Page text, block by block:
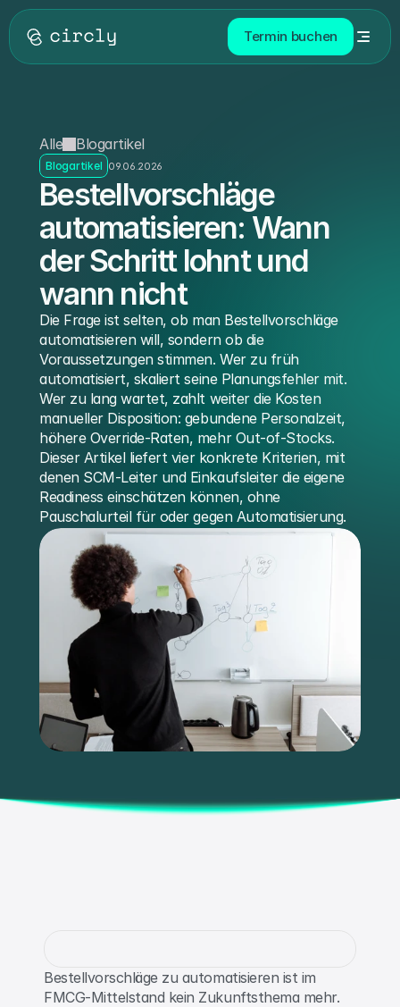
Termin buchen
Alle Blogartikel
Blogartikel 09.06.2026
Bestellvorschläge
automatisieren: Wann
der Schritt lohnt und
wann nicht
Die Frage ist selten, ob man Bestellvorschläge
automatisieren will, sondern ob die
Voraussetzungen stimmen. Wer zu früh
automatisiert, skaliert seine Planungsfehler mit.
Wer zu lang wartet, zahlt weiter die Kosten
manueller Disposition: gebundene Personalzeit,
höhere Override-Raten, mehr Out-of-Stocks.
Dieser Artikel liefert vier konkrete Kriterien, mit
denen SCM-Leiter und Einkaufsleiter die eigene
Readiness einschätzen können, ohne
Pauschalurteil für oder gegen Automatisierung.
Bestellvorschläge zu automatisieren ist im
FMCG-Mittelstand kein Zukunftsthema mehr.